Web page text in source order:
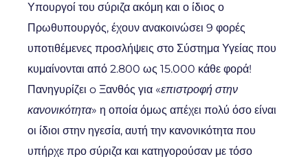
Υπουργοί του σύριζα ακόμη και ο ίδιος ο
Πρωθυπουργός, έχουν ανακοινώσει 9 φορές
υποτιθέμενες προσλήψεις στο Σύστημα Υγείας που
κυμαίνονται από 2.800 ως 15.000 κάθε φορά!
Πανηγυρίζει o Ξανθός για «επιστροφή στην
κανονικότητα» η οποία όμως απέχει πολύ όσο είναι
οι ίδιοι στην ηγεσία, αυτή την κανονικότητα που
υπήρχε προ σύριζα και κατηγορούσαν με τόσο